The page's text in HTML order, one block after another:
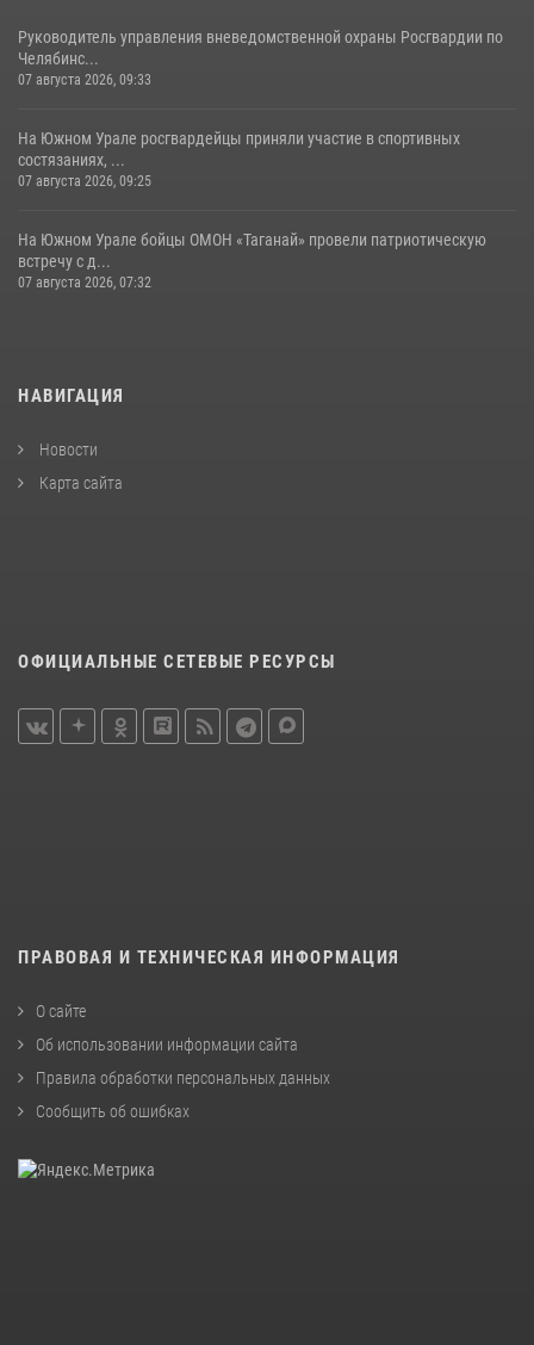
Руководитель управления вневедомственной охраны Росгвардии по
Челябинс...
07 августа 2026, 09:33
На Южном Урале росгвардейцы приняли участие в спортивных
состязаниях, ...
07 августа 2026, 09:25
На Южном Урале бойцы ОМОН «Таганай» провели патриотическую
встречу с д...
07 августа 2026, 07:32
НАВИГАЦИЯ
Новости
Карта сайта
ОФИЦИАЛЬНЫЕ СЕТЕВЫЕ РЕСУРСЫ
ПРАВОВАЯ И ТЕХНИЧЕСКАЯ ИНФОРМАЦИЯ
О сайте
Об использовании информации сайта
Правила обработки персональных данных
Сообщить об ошибках